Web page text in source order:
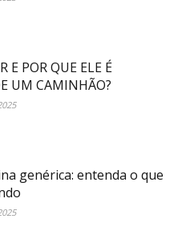
E POR QUE ELE É
UM CAMINHÃO?
genérica: entenda o que